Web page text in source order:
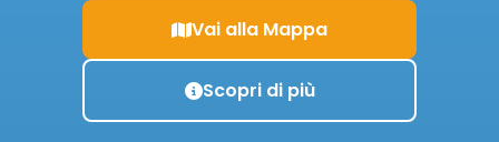
Vai alla Mappa
Scopri di più